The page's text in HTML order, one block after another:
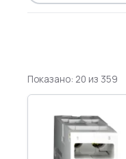
Показано: 20 из 359